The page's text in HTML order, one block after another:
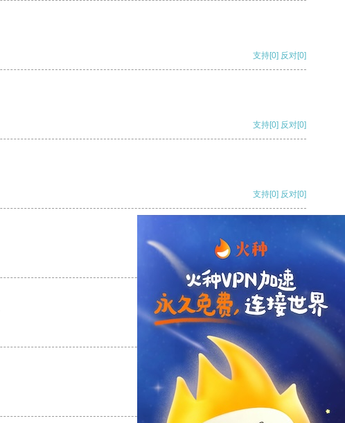
支持[0] 反对[0]
支持[0] 反对[0]
支持[0] 反对[0]
反对
反对[0]